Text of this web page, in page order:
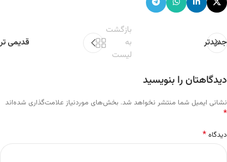
جدیدتر
بازگشت
به
لیست
قدیمی تر
دیدگاهتان را بنویسید
نشانی ایمیل شما منتشر نخواهد شد. بخش‌های موردنیاز علامت‌گذاری شده‌اند
*
دیدگاه*